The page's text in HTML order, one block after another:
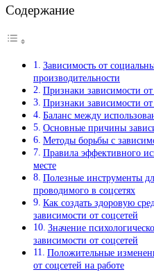
Содержание
Зависимость от
производительности
Признаки зависимости от
Признаки зависимости от
Баланс между
Основные причины
Методы борьбы с
Правила эффективного
месте
Полезные инструменты
проводимого в соцсетях
Как создать здоровую
зависимости от соцсетей
Значение
зависимости от соцсетей
Положительные
от соцсетей на работе